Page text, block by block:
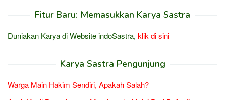
Fitur Baru: Memasukkan Karya Sastra
Duniakan Karya di Website indoSastra, klik di sini
Karya Sastra Pengunjung
Warga Main Hakim Sendiri, Apakah Salah?